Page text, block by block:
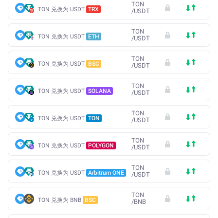
TON 兑换为 USDT TRX
TON
/USDT
TON 兑换为 USDT ETH
TON
/USDT
TON 兑换为 USDT BSC
TON
/USDT
TON 兑换为 USDT SOLANA
TON
/USDT
TON 兑换为 USDT TON
TON
/USDT
TON 兑换为 USDT POLYGON
TON
/USDT
TON 兑换为 USDT Arbitrum ONE
TON
/USDT
TON 兑换为 BNB BSC
TON
/BNB